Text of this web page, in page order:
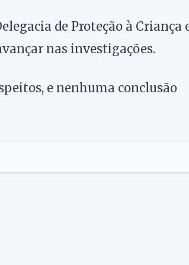
de Proteção à Criança
nas investigações.
e nenhuma conclusão